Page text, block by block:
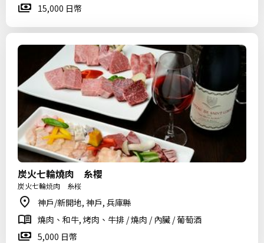
15,000 日幣
炭火七輪燒肉 糸櫻
炭火七輪焼肉 糸桜
神戶/新開地, 神戶, 兵庫縣
燒肉、和牛, 烤肉、牛排 / 燒肉 / 內臟 / 葡萄酒
5,000 日幣